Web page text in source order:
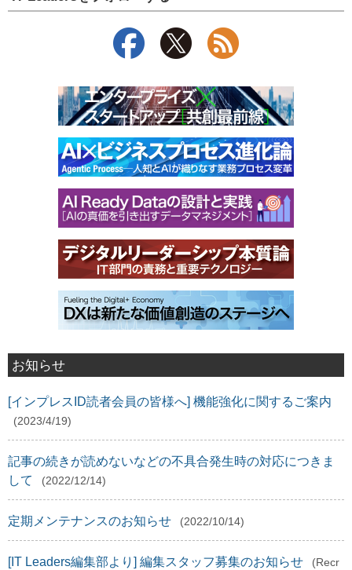
お知らせ
[インプレスID読者会員の皆様へ] 機能強化に関するご案内
(2023/4/19)
記事の続きが読めないなどの不具合発生時の対応につきま
して
(2022/12/14)
定期メンテナンスのお知らせ (2022/10/14)
[IT Leaders編集部より] 編集スタッフ募集のお知らせ
(Recr